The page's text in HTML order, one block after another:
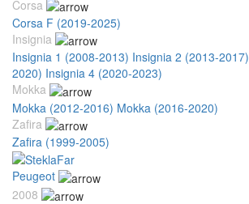
Corsa
Corsa F (2019-2025)
Insignia
Insignia 1 (2008-2013) Insignia 2 (2013-2017)
2020) Insignia 4 (2020-2023)
Mokka
Mokka (2012-2016) Mokka (2016-2020)
Zafira
Zafira (1999-2005)
Peugeot
2008